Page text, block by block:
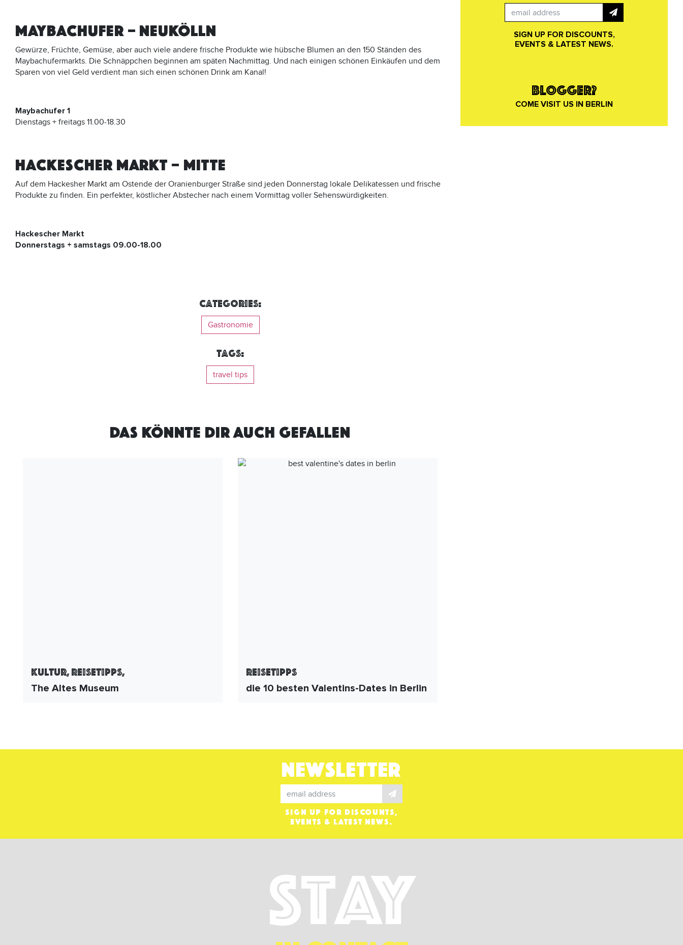
MAYBACHUFER – NEUKÖLLN
Gewürze, Früchte, Gemüse, aber auch viele andere frische Produkte wie hübsche Blumen an den 150 Ständen des
Maybachufermarkts. Die Schnäppchen beginnen am späten Nachmittag. Und nach einigen schönen Einkäufen und dem
Sparen von viel Geld verdient man sich einen schönen Drink am Kanal!
Maybachufer 1
Dienstags + freitags 11.00-18.30
HACKESCHER MARKT – MITTE
Auf dem Hackesher Markt am Ostende der Oranienburger Straße sind jeden Donnerstag lokale Delikatessen und frische
Produkte zu finden. Ein perfekter, köstlicher Abstecher nach einem Vormittag voller Sehenswürdigkeiten.
Hackescher Markt
Donnerstags + samstags 09.00-18.00
Categories:
Gastronomie
Tags:
travel tips
DAS KÖNNTE DIR AUCH GEFALLEN
Kultur, Reisetipps,
The Altes Museum
Reisetipps
die 10 besten Valentins-Dates in Berlin
SIGN UP FOR DISCOUNTS,
EVENTS & LATEST NEWS.
BLOGGER?
COME VISIT US IN BERLIN
NEWSLETTER
SIGN UP FOR DISCOUNTS,
EVENTS & LATEST NEWS.
Stay